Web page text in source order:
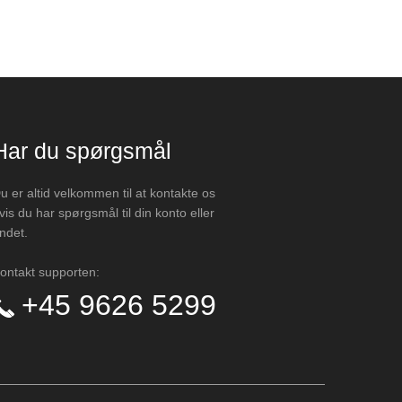
du spørgsmål
er altid velkommen til at kontakte os
du har spørgsmål til din konto eller
supporten:
+45 9626 5299